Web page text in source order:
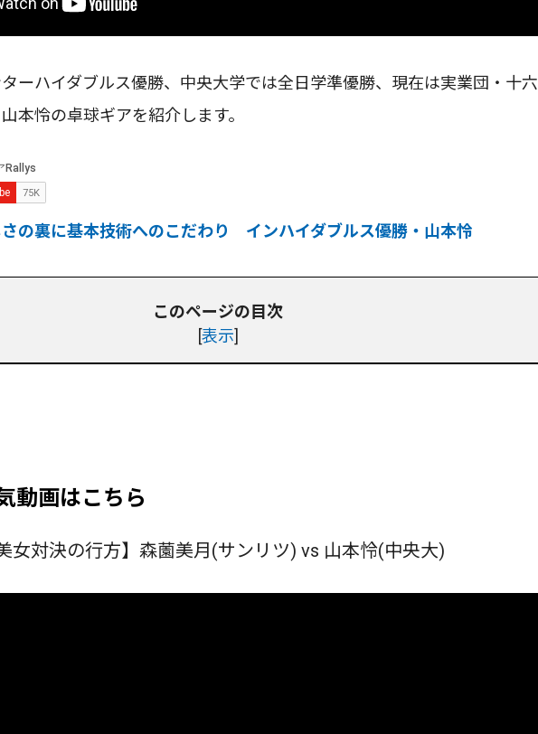
ーハイダブルス優勝、中央大学では全日学準優勝、現在は実業団・十六
本怜の卓球ギアを紹介します。
の裏に基本技術へのこだわり インハイダブルス優勝・山本怜
このページの目次
[表示]
動画はこちら
女対決の行方】森薗美月(サンリツ) vs 山本怜(中央大)